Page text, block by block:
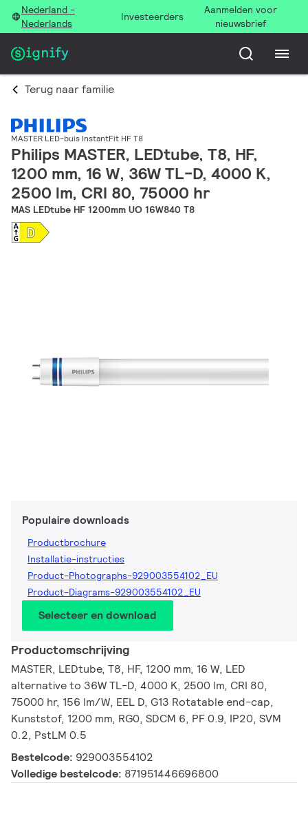
Nederland -
Nederlands
Investeerders
Aanmelden voor
nieuwsbrief
Terug naar familie
MASTER LED-buis InstantFit HF T8
Philips MASTER, LEDtube, T8, HF,
1200 mm, 16 W, 36W TL-D, 4000 K,
2500 lm, CRI 80, 75000 hr
MAS LEDtube HF 1200mm UO 16W840 T8
Populaire downloads
Productbrochure
Installatie-instructies
Product-Photographs-929003554102_EU
Product-Diagrams-929003554102_EU
Selecteer en download
Productomschrijving
MASTER, LEDtube, T8, HF, 1200 mm, 16 W, LED
alternative to 36W TL-D, 4000 K, 2500 lm, CRI 80,
75000 hr, 156 lm/W, EEL D, G13 Rotatable end-cap,
Kunststof, 1200 mm, RG0, SDCM 6, PF 0.9, IP20, SVM
0.2, PstLM 0.5
Bestelcode: 929003554102
Volledige bestelcode: 871951446696800